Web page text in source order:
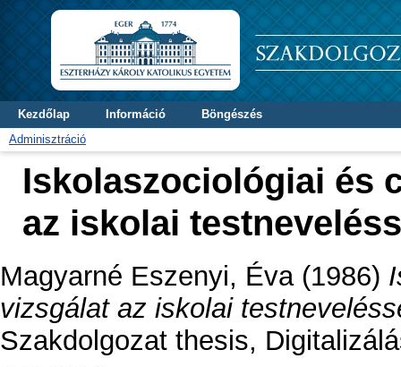
Kezdőlap Információ
Böngészés
Adminisztráció
Iskolaszociológiai és
az iskolai
Magyarné Eszenyi, Éva(1986)
vizsgálat az iskolai
Szakdolgozat thesis,